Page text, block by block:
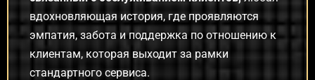
вдохновляющая история, где проявляются
эмпатия, забота и поддержка по отношению к
клиентам, которая выходит за рамки
стандартного сервиса.